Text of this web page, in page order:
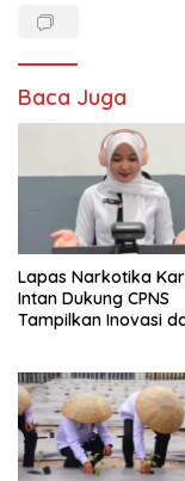
Baca Juga
Lapas Narkotika
Intan Dukung CPNS
Tampilkan Inovasi